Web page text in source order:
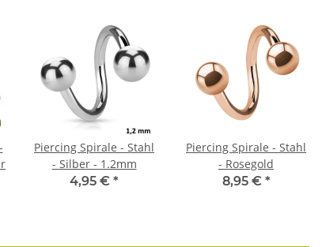
Piercing Spirale - Stahl
- Silber - 1.2mm
4,95 € *
Piercing Spirale - Stahl
- Rosegold
8,95 € *